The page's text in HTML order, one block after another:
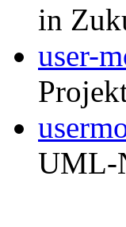
in
user-
UML-